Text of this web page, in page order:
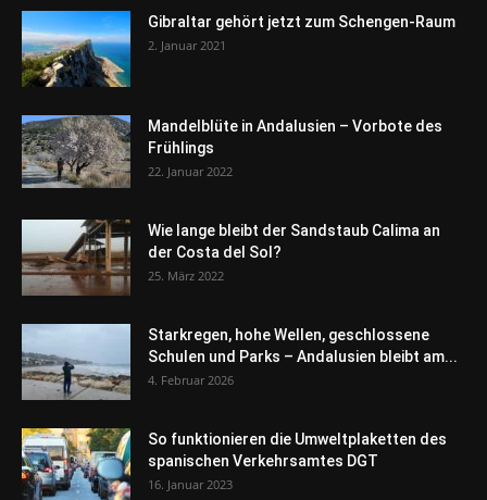
Gibraltar gehört jetzt zum Schengen-Raum
2. Januar 2021
Mandelblüte in Andalusien – Vorbote des
Frühlings
22. Januar 2022
Wie lange bleibt der Sandstaub Calima an
der Costa del Sol?
25. März 2022
Starkregen, hohe Wellen, geschlossene
Schulen und Parks – Andalusien bleibt am...
4. Februar 2026
So funktionieren die Umweltplaketten des
spanischen Verkehrsamtes DGT
16. Januar 2023